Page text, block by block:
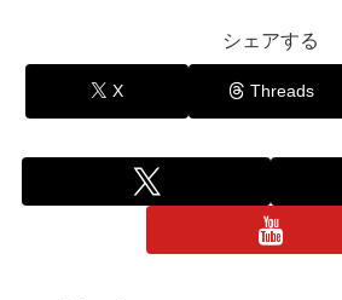
シェアする
X Threads